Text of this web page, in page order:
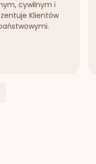
cywilnym i
Klientów